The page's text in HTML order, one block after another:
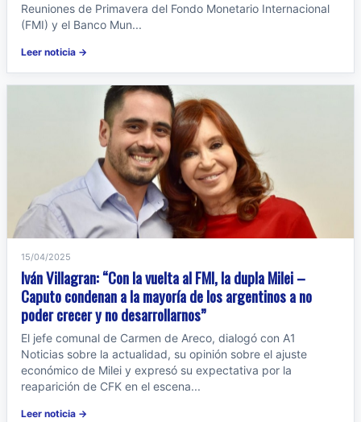
Reuniones de Primavera del Fondo Monetario Internacional
(FMI) y el Banco Mun...
Leer noticia →
15/04/2025
Iván Villagran: “Con la vuelta al FMI, la dupla Milei –
Caputo condenan a la mayoría de los argentinos a no
poder crecer y no desarrollarnos”
El jefe comunal de Carmen de Areco, dialogó con A1
Noticias sobre la actualidad, su opinión sobre el ajuste
económico de Milei y expresó su expectativa por la
reaparición de CFK en el escena...
Leer noticia →